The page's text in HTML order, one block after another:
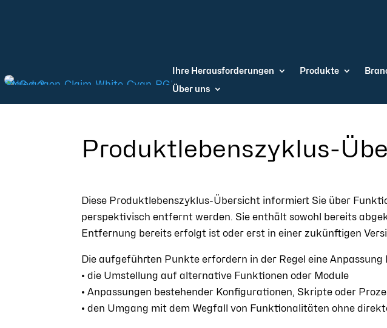
Ihre Herausforderungen Produkte
Über uns
Produktlebenszyklus-
Diese Produktlebenszyklus-Übersicht informiert Sie über
perspektivisch entfernt werden. Sie enthält sowohl bereits
Entfernung bereits erfolgt ist oder erst in einer zukünftigen
Die aufgeführten Punkte erfordern in der Regel eine Anpassung
• die Umstellung auf alternative Funktionen oder Module
• Anpassungen bestehender Konfigurationen, Skripte oder
• den Umgang mit dem Wegfall von Funktionalitäten ohne